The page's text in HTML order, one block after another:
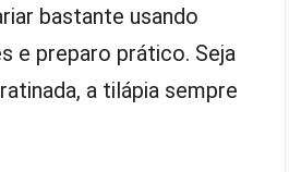
bastante usando
e preparo prático. Seja
a tilápia sempre